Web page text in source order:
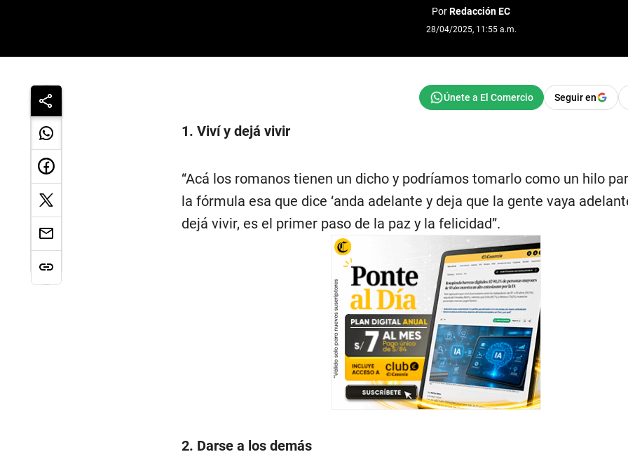
PorRedacción EC
28/04/2025, 11:55 a.m.
Seguir en
1. Viví y dejá vivir
“Acá los romanos tienen un dicho y podríamos tomarlo como un hilo
la fórmula esa que dice ‘anda adelante y deja que la gente vaya
dejá vivir, es el primer paso de la paz y la felicidad”.
2. Darse a los demás